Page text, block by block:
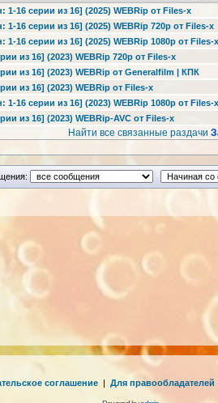
1-16 серии из 16] (2025) WEBRip от Files-х
1-16 серии из 16] (2025) WEBRip 720p от Files-х
1-16 серии из 16] (2025) WEBRip 1080p от Files-х
из 16] (2023) WEBRip 720p от Files-х
из 16] (2023) WEBRip от Generalfilm | КПК
из 16] (2023) WEBRip от Files-х
1-16 серии из 16] (2023) WEBRip 1080p от Files-x
из 16] (2023) WEBRip-AVC от Files-х
Найти все связанные раздачи
соглашение | Для правообладателей